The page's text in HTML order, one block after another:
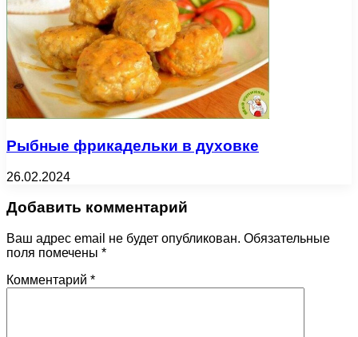
Рыбные фрикадельки в духовке
26.02.2024
Добавить комментарий
Ваш адрес email не будет опубликован. Обязательные
поля помечены *
Комментарий *